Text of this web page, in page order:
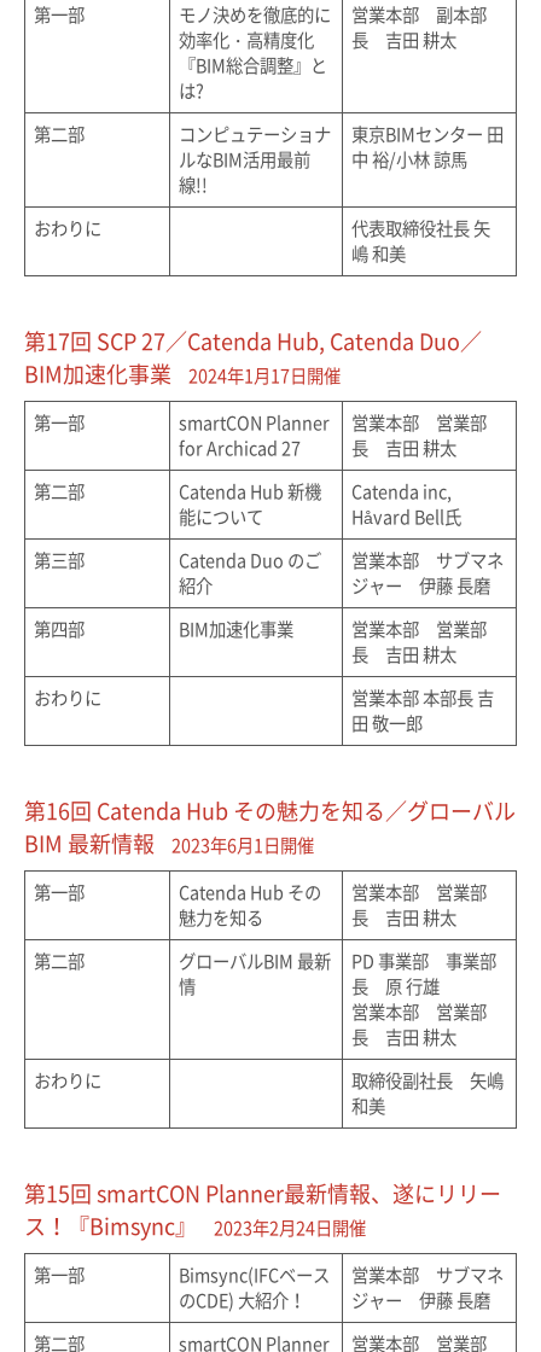
第一部
モノ決めを徹底的に
効率化・高精度化
『BIM総合調整』と
は?
営業本部 副本部
長 吉田 耕太
第二部
コンピュテーショナ
ルなBIM活用最前
線!!
東京BIMセンター 田
中 裕/小林 諒馬
おわりに
代表取締役社長 矢
嶋 和美
第17回 SCP 27／Catenda Hub, Catenda Duo／
BIM加速化事業
2024年1月17日開催
第一部
smartCON Planner
for Archicad 27
営業本部 営業部
長 吉田 耕太
第二部
Catenda Hub 新機
能について
Catenda inc,
Håvard Bell氏
第三部
Catenda Duo のご
紹介
営業本部 サブマネ
ジャー 伊藤 長磨
第四部
BIM加速化事業
営業本部 営業部
長 吉田 耕太
おわりに
営業本部 本部長 吉
田 敬一郎
第16回 Catenda Hub その魅力を知る／グローバル
BIM 最新情報
2023年6月1日開催
第一部
Catenda Hub その
魅力を知る
営業本部 営業部
長 吉田 耕太
第二部
グローバルBIM 最新
情
PD 事業部 事業部
長 原 行雄
営業本部 営業部
長 吉田 耕太
おわりに
取締役副社長 矢嶋
和美
第15回 smartCON Planner最新情報、遂にリリー
ス！『Bimsync』
2023年2月24日開催
第一部
Bimsync(IFCベース
のCDE) 大紹介！
営業本部 サブマネ
ジャー 伊藤 長磨
第二部
smartCON Planner 営業本部 営業部